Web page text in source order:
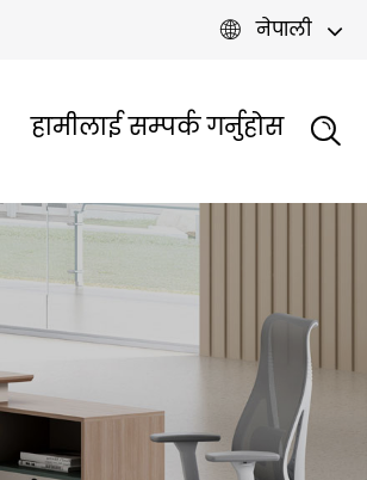
 नेपाली
हामीलाई सम्पर्क गर्नुहोस